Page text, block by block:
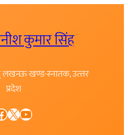
कुमार सिंह
लखनऊ खण्ड-स्नातक, उत्त्तर
प्रदेश
X YouTube